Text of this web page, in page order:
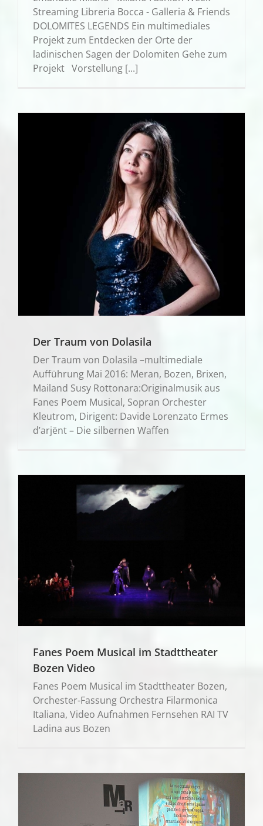
Streaming Libreria Bocca - Galleria & Friends
DOLOMITES LEGENDS Ein multimediales
Projekt zum Entdecken der Orte der
ladinischen Sagen der Dolomiten Gehe zum
Projekt Vorstellung [...]
Der Traum von Dolasila
Der Traum von Dolasila –multimediale
Aufführung Mai 2016: Meran, Bozen, Brixen,
Mailand Susy Rottonara:Originalmusik aus
Fanes Poem Musical, Sopran Orchester
Kleutrom, Dirigent: Davide Lorenzato Ermes
d’arjënt – Die silbernen Waffen
Fanes Poem Musical im Stadttheater
Bozen Video
Fanes Poem Musical im Stadttheater Bozen,
Orchester-Fassung Orchestra Filarmonica
Italiana, Video Aufnahmen Fernsehen RAI TV
Ladina aus Bozen